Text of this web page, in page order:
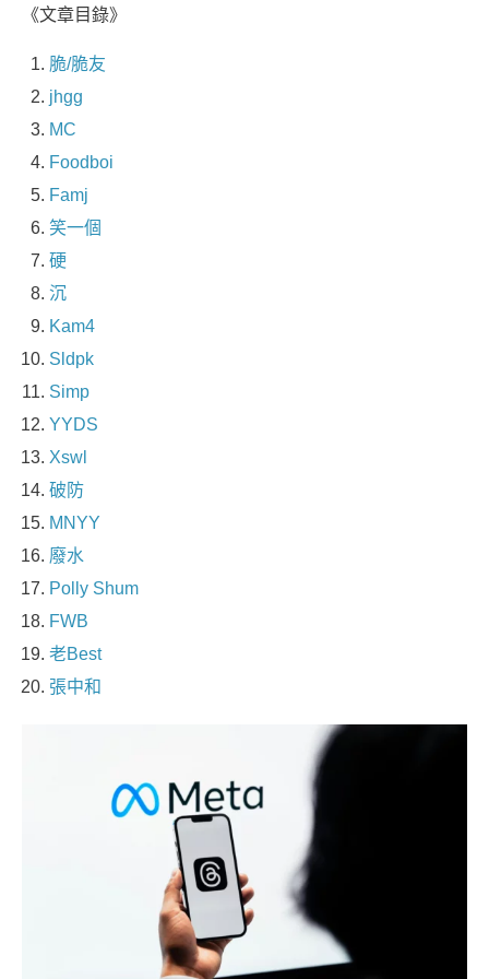
《文章目錄》
脆/脆友
jhgg
MC
Foodboi
Famj
笑一個
硬
沉
Kam4
Sldpk
Simp
YYDS
Xswl
破防
MNYY
廢水
Polly Shum
FWB
老Best
張中和